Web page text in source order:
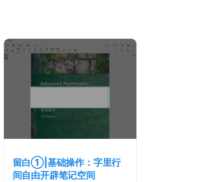
留白①|基础操作：字里行
间自由开辟笔记空间